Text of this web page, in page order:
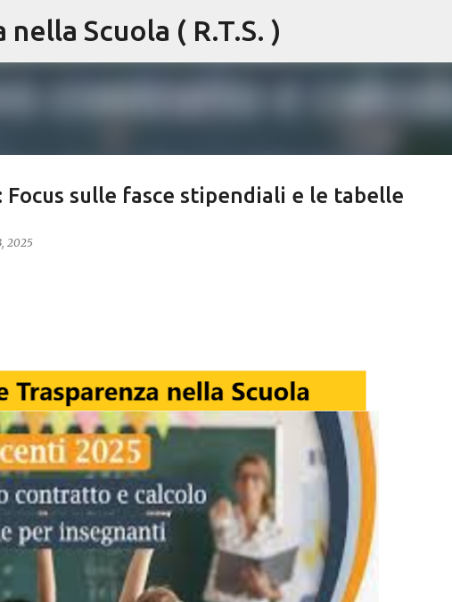
Passa ai contenuti principali
Scuola ( R.T.S. )
sulle fasce stipendiali e le tabelle
2025